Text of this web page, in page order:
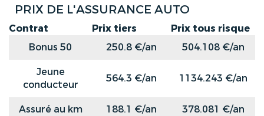
PRIX DE L'ASSURANCE AUTO
Contrat Prix tiers
Prix tous risque
Bonus 50
250.8 €/an
504.108 €/an
Jeune
conducteur
564.3 €/an 1134.243 €/an
Assuré au km 188.1 €/an 378.081 €/an